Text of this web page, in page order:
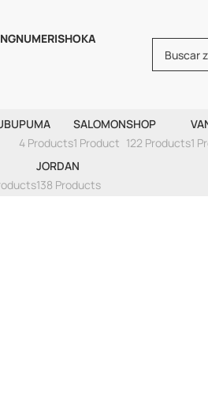
NUMERISHOKA
LIGHT
PUMA
4 Products
SALOMON
1 Product
SHOP
122 Products1
JORDAN
138 Products